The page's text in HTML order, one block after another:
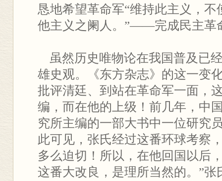
恳地希望革命军“维持此主义，
他主义之阑人。”——完成民主革
虽然历史唯物论在我国普及已
雄史观。《东方杂志》的这一变
批评清廷、到站在革命军一面，
编，而在他的上级！前几年，中
究所主编的一部大书中一位研究
此可见，张氏经过这番环球考察
多么迫切！所以，在他回国以后
这番大改良，是理所当然的。”